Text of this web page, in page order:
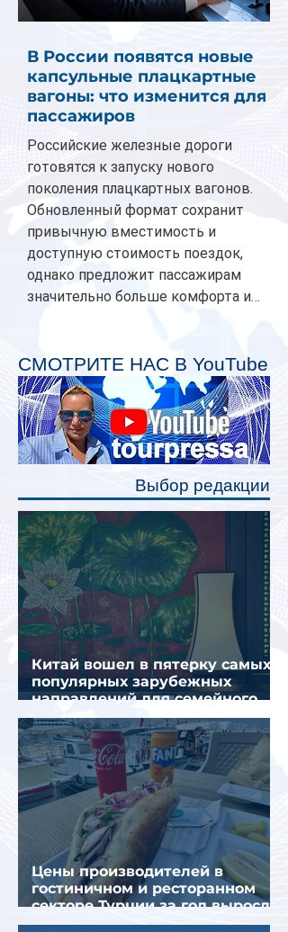
В России появятся новые
капсульные плацкартные
вагоны: что изменится для
пассажиров
Российские железные дороги
готовятся к запуску нового
поколения плацкартных вагонов.
Обновленный формат сохранит
привычную вместимость и
доступную стоимость поездок,
однако предложит пассажирам
значительно больше комфорта и
планируется начать в 2027 году.
Одним из главных нововведений
станут индивидуальные шторки у
каждого спального места. Они
позволят пассажирам закрыть свою
полку во время сна или отдыха,
СМОТРИТЕ НАС В YouTube
Выбор редакции
Китай вошел в пятерку самых
популярных зарубежных
направлений для семейного
отдыха летом
Цены производителей в
гостиничном и ресторанном
секторе Турции за год выросли
почти на 32%